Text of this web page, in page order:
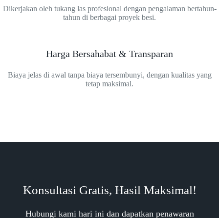
Dikerjakan oleh tukang las profesional dengan pengalaman bertahun-
tahun di berbagai proyek besi.
Harga Bersahabat & Transparan
Biaya jelas di awal tanpa biaya tersembunyi, dengan kualitas yang
tetap maksimal.
Konsultasi Gratis, Hasil Maksimal!
Hubungi kami hari ini dan dapatkan penawaran